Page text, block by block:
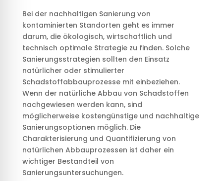
Bei der nachhaltigen Sanierung von
kontaminierten Standorten geht es immer
darum, die ökologisch, wirtschaftlich und
technisch optimale Strategie zu finden. Solche
Sanierungsstrategien sollten den Einsatz
natürlicher oder stimulierter
Schadstoffabbauprozesse mit einbeziehen.
Wenn der natürliche Abbau von Schadstoffen
nachgewiesen werden kann, sind
möglicherweise kostengünstige und nachhaltige
Sanierungsoptionen möglich. Die
Charakterisierung und Quantifizierung von
natürlichen Abbauprozessen ist daher ein
wichtiger Bestandteil von
Sanierungsuntersuchungen.